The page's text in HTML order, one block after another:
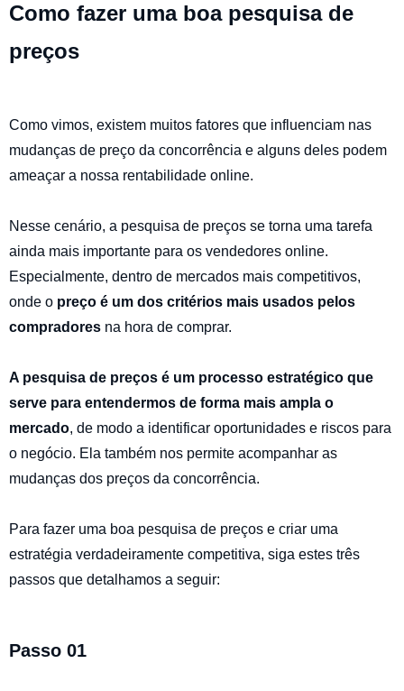
Como fazer uma boa pesquisa de
preços
Como vimos, existem muitos fatores que influenciam nas
mudanças de preço da concorrência e alguns deles podem
ameaçar a nossa rentabilidade online.
Nesse cenário, a pesquisa de preços se torna uma tarefa
ainda mais importante para os vendedores online.
Especialmente, dentro de mercados mais competitivos,
onde o preço é um dos critérios mais usados pelos
compradores na hora de comprar.
A pesquisa de preços é um processo estratégico que
serve para entendermos de forma mais ampla o
mercado, de modo a identificar oportunidades e riscos para
o negócio. Ela também nos permite acompanhar as
mudanças dos preços da concorrência.
Para fazer uma boa pesquisa de preços e criar uma
estratégia verdadeiramente competitiva, siga estes três
passos que detalhamos a seguir:
Passo 01